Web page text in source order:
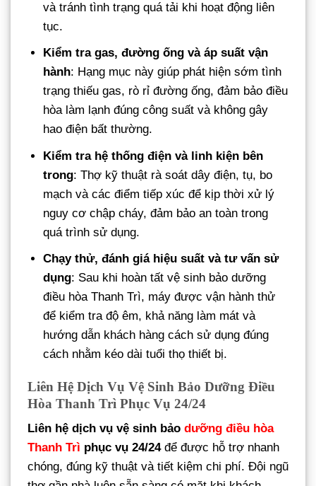
và tránh tình trạng quá tải khi hoạt động liên
tục.
Kiểm tra gas, đường ống và áp suất vận
hành: Hạng mục này giúp phát hiện sớm tình
trạng thiếu gas, rò rỉ đường ống, đảm bảo điều
hòa làm lạnh đúng công suất và không gây
hao điện bất thường.
Kiểm tra hệ thống điện và linh kiện bên
trong: Thợ kỹ thuật rà soát dây điện, tụ, bo
mạch và các điểm tiếp xúc để kịp thời xử lý
nguy cơ chập cháy, đảm bảo an toàn trong
quá trình sử dụng.
Chạy thử, đánh giá hiệu suất và tư vấn sử
dụng: Sau khi hoàn tất vệ sinh bảo dưỡng
điều hòa Thanh Trì, máy được vận hành thử
để kiểm tra độ êm, khả năng làm mát và
hướng dẫn khách hàng cách sử dụng đúng
cách nhằm kéo dài tuổi thọ thiết bị.
Liên Hệ Dịch Vụ Vệ Sinh Bảo Dưỡng Điều
Hòa Thanh Trì Phục Vụ 24/24
Liên hệ dịch vụ vệ sinh bảo dưỡng điều hòa
Thanh Trì phục vụ 24/24để được hỗ trợ nhanh
chóng, đúng kỹ thuật và tiết kiệm chi phí. Đội ngũ